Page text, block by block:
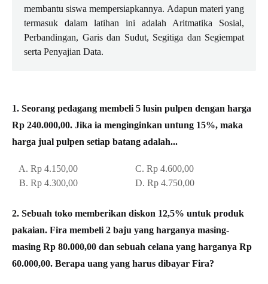
membantu siswa mempersiapkannya. Adapun materi yang
termasuk dalam latihan ini adalah Aritmatika Sosial,
Perbandingan, Garis dan Sudut, Segitiga dan Segiempat
serta Penyajian Data.
1. Seorang pedagang membeli 5 lusin pulpen dengan harga
Rp 240.000,00. Jika ia menginginkan untung 15%, maka
harga jual pulpen setiap batang adalah...
A. Rp 4.150,00 C. Rp 4.600,00
B. Rp 4.300,00 D. Rp 4.750,00
2. Sebuah toko memberikan diskon 12,5% untuk produk
pakaian. Fira membeli 2 baju yang harganya masing-
masing Rp 80.000,00 dan sebuah celana yang harganya Rp
60.000,00. Berapa uang yang harus dibayar Fira?